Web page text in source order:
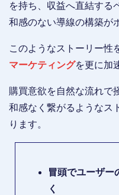
を持ち、収益へ直結する
和感のない導線の構築が
このようなストーリー性
マーケティングを更に加
購買意欲を自然な流れで
和感なく繋がるようなス
ります。
冒頭でユーザー
く